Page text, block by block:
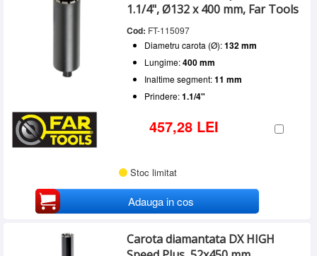
1.1/4", Ø132 x 400 mm, Far Tools
Cod: FT-115097
Diametru carota (Ø):132 mm
Lungime:400 mm
Inaltime segment:11 mm
Prindere:1.1/4"
457,28 LEI
Stoc limitat
Adauga in cos
Carota diamantata DX HIGH